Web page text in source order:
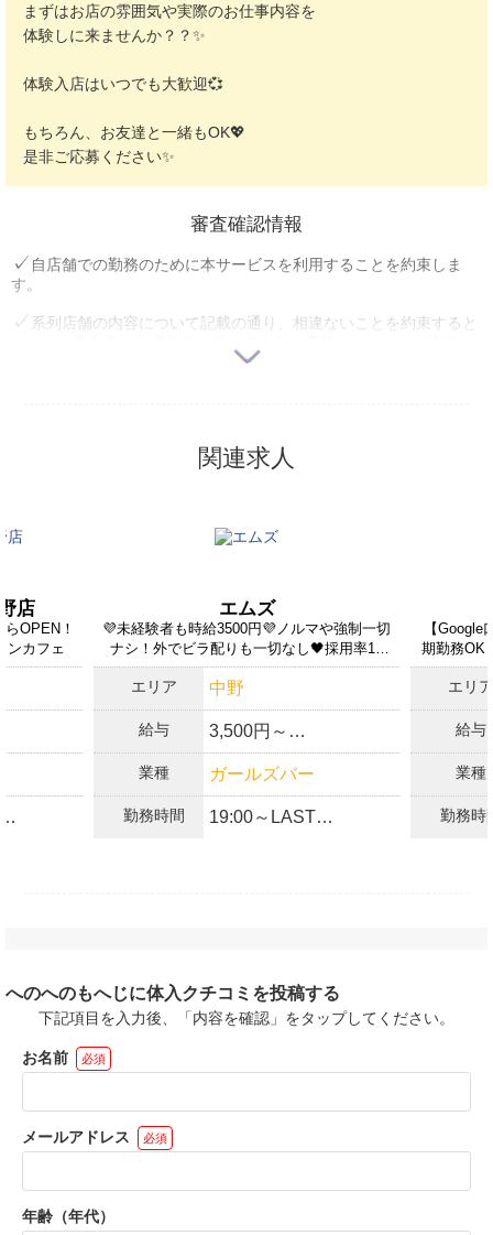
まずはお店の雰囲気や実際のお仕事内容を
体験しに来ませんか？？✨
体験入店はいつでも大歓迎💞
もちろん、お友達と一緒もOK💖
是非ご応募ください✨
審査確認情報
自店舗での勤務のために本サービスを利用することを約束しま
す。
系列店舗の内容について記載の通り、相違ないことを約束すると
ユーザー苦情等トラブル発生時には利用できなくなる可能性があ
過去1年以内に求人媒体ご利用料金の1ケ月以上の支払い遅れや未
払いは発生していません。
上記の内容について記載のとおり相違ないことを約束するととも
に、今後公開するお仕事情報が実勤務と相違ないことを保証しま
す。
上記の内容が変更になった場合は、速やかに体入がるる運営事務
局に連絡することを約束します。
関連求人
店
OPEN！
ンカフェ
円
プレゼ
エムズ
💜未経験者も時給3500円💜ノルマや強制一切
ナシ！外でビラ配りも一切なし🖤採用率10
0%❣
エリア 中野
給与 3,500円～
体入時給3000円
◎*全額日払いOK
けちゃいます♪
業種 ガールズバー
勤務時間 19:00～LAST
あならのスケジュール
に合わせて働けます♪
【
期勤務
エリア
給与
業種
勤務時
へのへのもへじに体入クチコミを投稿する
下記項目を入力後、「内容を確認」をタップしてください。
お名前 必須
メールアドレス 必須
年齢（年代）